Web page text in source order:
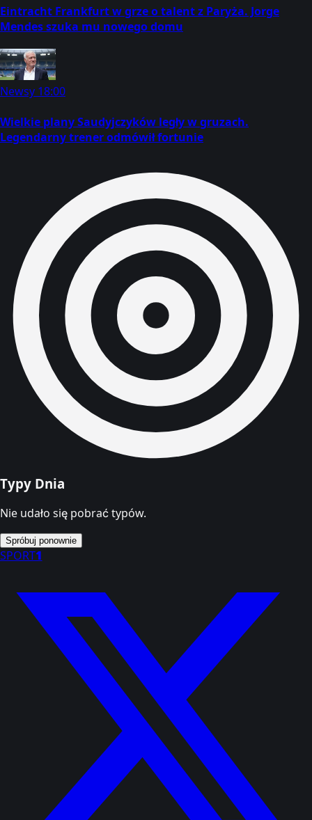
Eintracht Frankfurt w grze o talent z Paryża. Jorge
Mendes szuka mu nowego domu
Newsy 18:00
Wielkie plany Saudyjczyków legły w gruzach.
Legendarny trener odmówił fortunie
Typy Dnia
Nie udało się pobrać typów.
Spróbuj ponownie
SPORT1